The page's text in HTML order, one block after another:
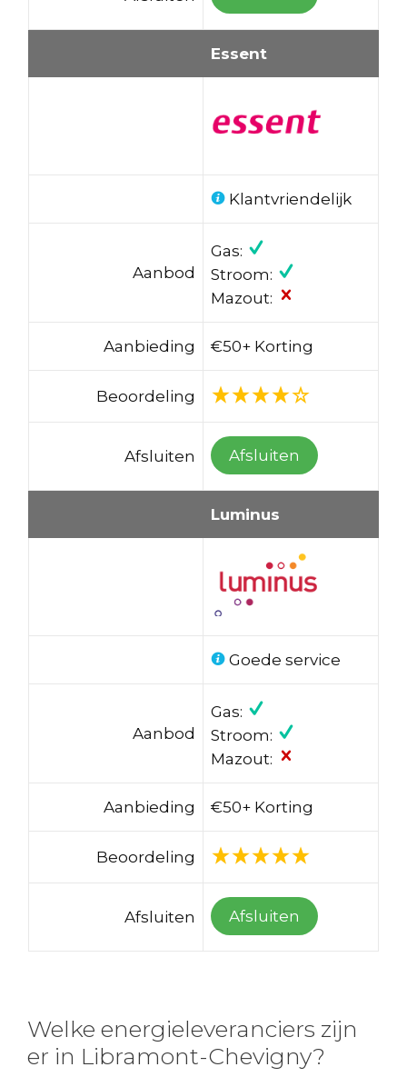
Essent
Klantvriendelijk
Aanbod
Gas:
Stroom:
Mazout:
Aanbieding €50+ Korting
Beoordeling
Afsluiten Afsluiten
Luminus
Goede service
Aanbod
Gas:
Stroom:
Mazout:
Aanbieding €50+ Korting
Beoordeling
Afsluiten Afsluiten
Welke energieleveranciers zijn
er in Libramont-Chevigny?